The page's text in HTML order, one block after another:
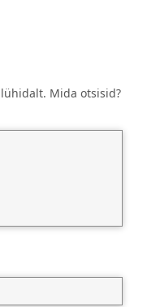
Mida otsisid?